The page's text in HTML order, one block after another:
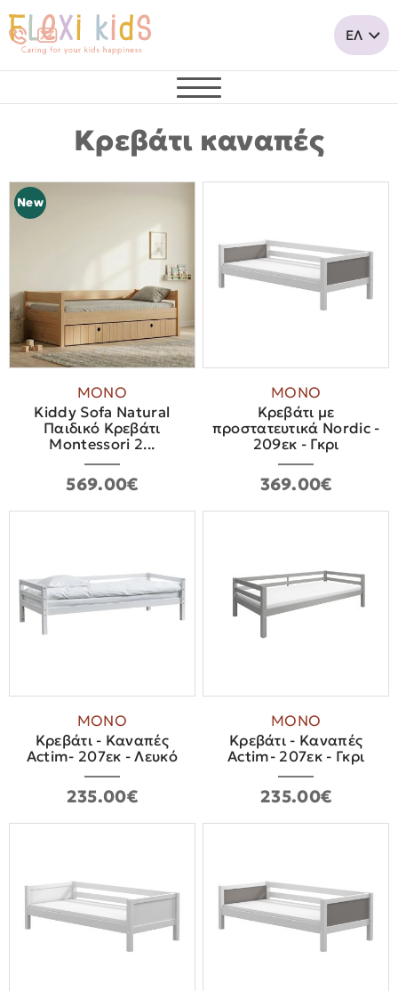
Κρεβάτι καναπές
New
ΜΟΝΟ
Kiddy Sofa Natural
Παιδικό Κρεβάτι
Montessori 2...
569.00€
ΜΟΝΟ
Κρεβάτι με
προστατευτικά Nordic -
209εκ - Γκρι
369.00€
ΜΟΝΟ
Κρεβάτι - Καναπές
Actim- 207εκ - Λευκό
235.00€
ΜΟΝΟ
Κρεβάτι - Καναπές
Actim- 207εκ - Γκρι
235.00€